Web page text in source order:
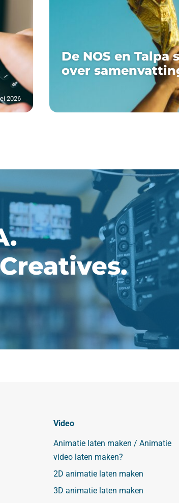
2026
De NOS en Talpa
over
Video
Animatie laten maken / Animatie
video laten maken?
2D animatie laten maken
3D animatie laten maken